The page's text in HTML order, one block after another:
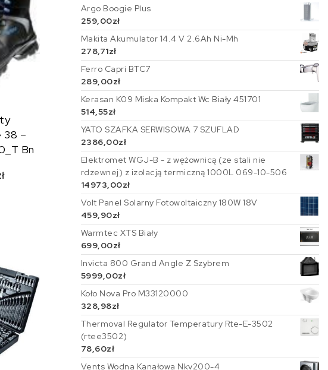
38 –
Bn
Argo Boogie Plus
259,00zł
Makita Akumulator 14.4 V 2.6Ah Ni-Mh
278,71zł
Ferro Capri BTC7
289,00zł
Kerasan K09 Miska Kompakt Wc Biały 451701
514,55zł
YATO SZAFKA SERWISOWA 7 SZUFLAD
2386,00zł
Elektromet WGJ-B - z wężownicą (ze stali nie
rdzewnej) z izolacją termiczną 1000L 069-10-506
14973,00zł
Volt Panel Solarny Fotowoltaiczny 180W 18V
459,90zł
Warmtec XTS Biały
699,00zł
Invicta 800 Grand Angle Z Szybrem
5999,00zł
Koło Nova Pro M33120000
328,98zł
Thermoval Regulator Temperatury Rte-E-3502
(rtee3502)
78,60zł
Vents Wodna Kanałowa Nkv200-4